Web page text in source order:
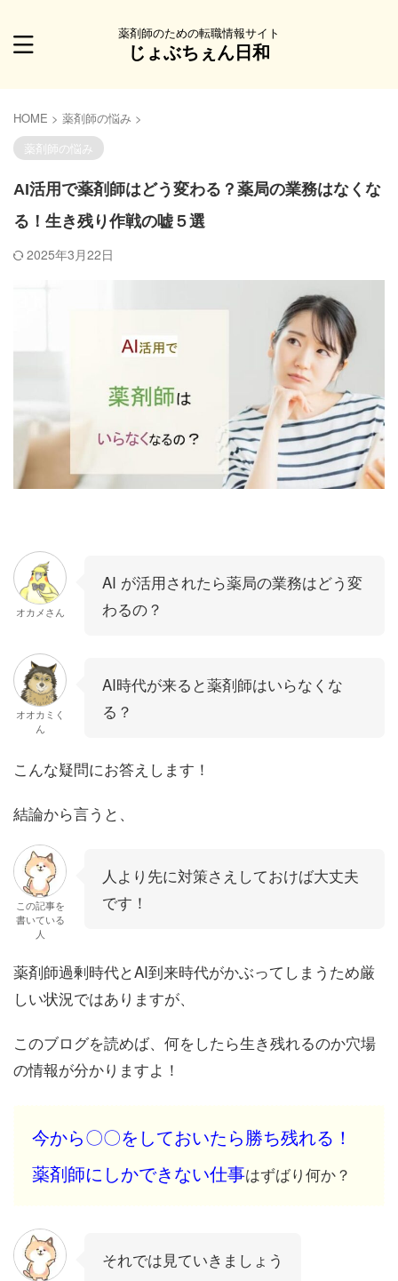
薬剤師のための転職情報サイト
じょぶちぇん日和
HOME > 薬剤師の悩み >
薬剤師の悩み
AI活用で薬剤師はどう変わる？薬局の業務はなくな
る！生き残り作戦の嘘５選
2025年3月22日
オカメさん
AI が活用されたら薬局の業務はどう変
わるの？
オオカミく
ん
AI時代が来ると薬剤師はいらなくな
る？
こんな疑問にお答えします！
結論から言うと、
この記事を
書いている
人
人より先に対策さえしておけば大丈夫
です！
薬剤師過剰時代とAI到来時代がかぶってしまうため厳
しい状況ではありますが、
このブログを読めば、何をしたら生き残れるのか穴場
の情報が分かりますよ！
今から〇〇をしておいたら勝ち残れる！
薬剤師にしかできない仕事はずばり何か？
それでは見ていきましょう